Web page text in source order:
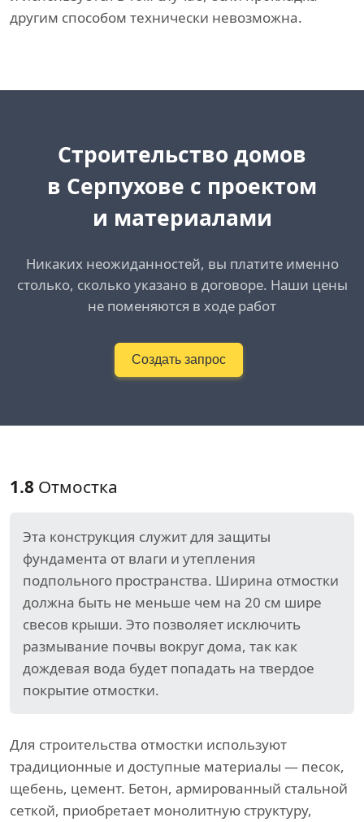
другим способом технически невозможна.
Cтроительство домов
в Серпухове с проектом
и материалами
Никаких неожиданностей, вы платите именно
столько, сколько указано в договоре. Наши цены
не поменяются в ходе работ
Создать запрос
1.8 Отмостка
Эта конструкция служит для защиты
фундамента от влаги и утепления
подпольного пространства. Ширина отмостки
должна быть не меньше чем на 20 см шире
свесов крыши. Это позволяет исключить
размывание почвы вокруг дома, так как
дождевая вода будет попадать на твердое
покрытие отмостки.
Для строительства отмостки используют
традиционные и доступные материалы — песок,
щебень, цемент. Бетон, армированный стальной
сеткой, приобретает монолитную структуру,